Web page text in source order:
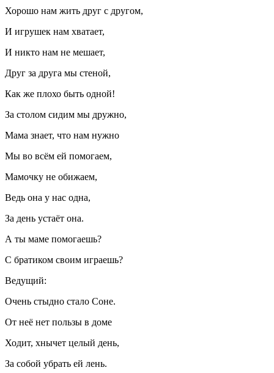
Хорошо нам жить друг с другом,
И игрушек нам хватает,
И никто нам не мешает,
Друг за друга мы стеной,
Как же плохо быть одной!
За столом сидим мы дружно,
Мама знает, что нам нужно
Мы во всём ей помогаем,
Мамочку не обижаем,
Ведь она у нас одна,
За день устаёт она.
А ты маме помогаешь?
С братиком своим играешь?
Ведущий:
Очень стыдно стало Соне.
От неё нет пользы в доме
Ходит, хнычет целый день,
За собой убрать ей лень.